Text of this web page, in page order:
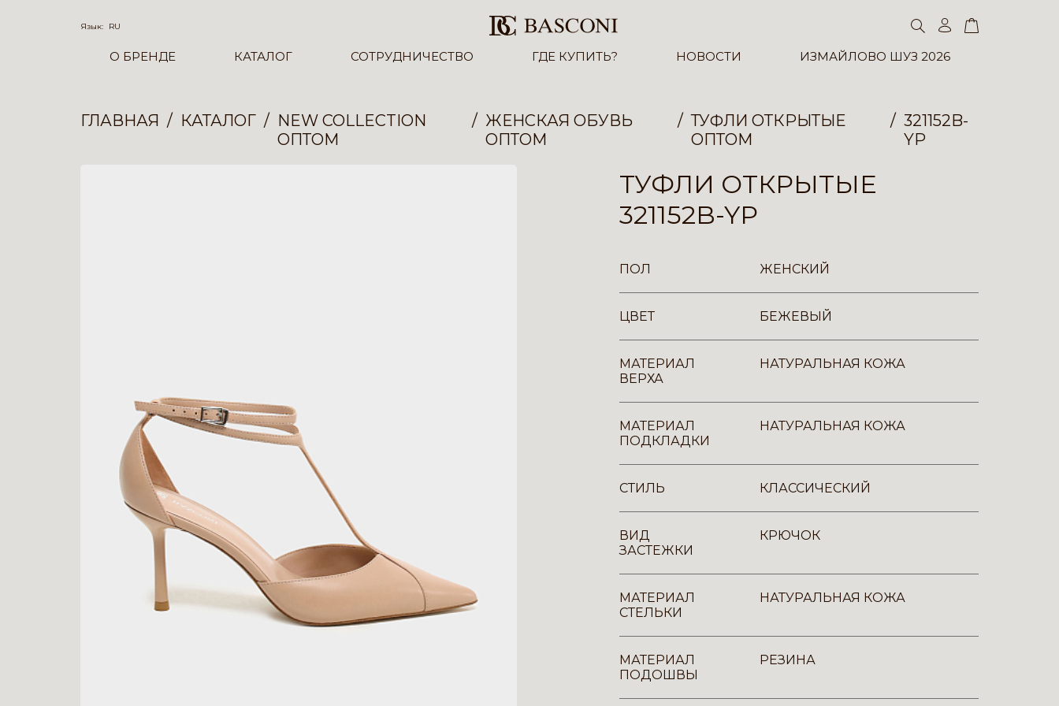
Язык: RU
О БРЕНДЕ КАТАЛОГ СОТРУДНИЧЕСТВО ГДЕ КУПИТЬ? НОВОСТИ ИЗМАЙЛОВО ШУЗ 2026
ГЛАВНАЯ КАТАЛОГ
NEW COLLECTION
ОПТОМ
ЖЕНСКАЯ ОБУВЬ
ОПТОМ
ТУФЛИ ОТКРЫТЫЕ
ОПТОМ
321152B-
YP
ТУФЛИ ОТКРЫТЫЕ
321152B-YP
ПОЛ ЖЕНСКИЙ
ЦВЕТ БЕЖЕВЫЙ
МАТЕРИАЛ
ВЕРХА
НАТУРАЛЬНАЯ КОЖА
МАТЕРИАЛ
ПОДКЛАДКИ
НАТУРАЛЬНАЯ КОЖА
СТИЛЬ КЛАССИЧЕСКИЙ
ВИД
ЗАСТЕЖКИ
КРЮЧОК
МАТЕРИАЛ
СТЕЛЬКИ
НАТУРАЛЬНАЯ КОЖА
МАТЕРИАЛ
ПОДОШВЫ
РЕЗИНА